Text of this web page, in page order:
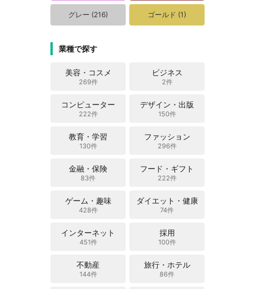
グレー (216) ゴールド (1)
業種で探す
美容・コスメ
269件
ビジネス
2件
コンピューター
222件
デザイン・出版
150件
教育・学習
130件
ファッション
296件
金融・保険
83件
フード・ギフト
222件
ゲーム・趣味
428件
ダイエット・健康
74件
インターネット
451件
採用
100件
不動産
144件
旅行・ホテル
86件